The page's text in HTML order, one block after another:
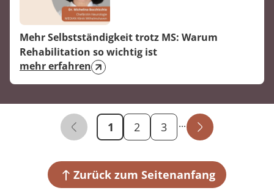
Mehr Selbstständigkeit trotz MS: Warum
Rehabilitation so wichtig ist
mehr erfahren
Publikations - Seite
1 2 3 ...
Zurück zum Seitenanfang